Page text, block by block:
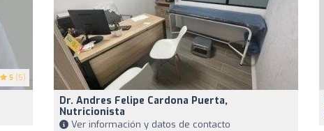
5 (5)
Dr. Andres Felipe Cardona Puerta,
Nutricionista
Ver información y datos de contacto